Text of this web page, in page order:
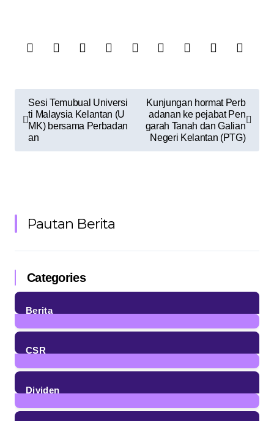
Sesi Temubual Universi
ti Malaysia Kelantan (U
MK) bersama Perbadan
an
Kunjungan hormat Perb
adanan ke pejabat Pen
garah Tanah dan Galian
Negeri Kelantan (PTG)
Pautan Berita
Categories
Berita
85Posts
CSR
4Posts
Dividen
23Posts